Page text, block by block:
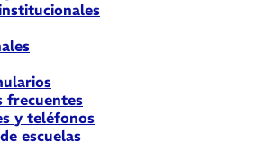
frecuentes
y teléfonos
escuelas